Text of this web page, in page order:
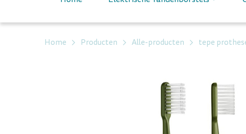
Home Producten Alle-producten tepe